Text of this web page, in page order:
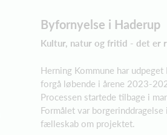
Byfornyelse i Haderup
Kultur, natur og fritid - det er
Herning Kommune har
forgå løbende i årene 2023-
Processen startede tilbage i
Formålet var
fælleskab om projektet.